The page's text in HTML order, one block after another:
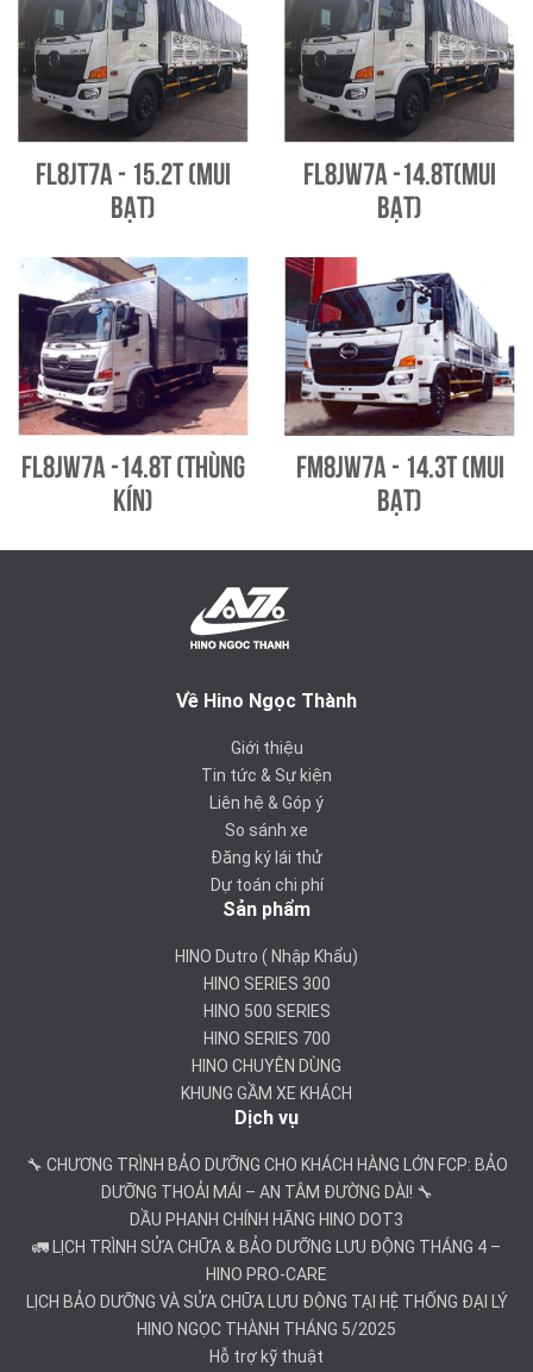
FL8JT7A - 15.2T (Mui
bạt)
FL8JW7A -14.8T(Mui
bạt)
FL8JW7A -14.8T (Thùng
kín)
FM8JW7A - 14.3T (Mui
bạt)
Về Hino Ngọc Thành
Giới thiệu
Tin tức & Sự kiện
Liên hệ & Góp ý
So sánh xe
Đăng ký lái thử
Dự toán chi phí
Sản phẩm
HINO Dutro ( Nhập Khẩu)
HINO SERIES 300
HINO 500 SERIES
HINO SERIES 700
HINO CHUYÊN DÙNG
KHUNG GẦM XE KHÁCH
Dịch vụ
🔧 CHƯƠNG TRÌNH BẢO DƯỠNG CHO KHÁCH HÀNG LỚN FCP: BẢO
DƯỠNG THOẢI MÁI – AN TÂM ĐƯỜNG DÀI! 🔧
DẦU PHANH CHÍNH HÃNG HINO DOT3
🚛 LỊCH TRÌNH SỬA CHỮA & BẢO DƯỠNG LƯU ĐỘNG THÁNG 4 –
HINO PRO-CARE
LỊCH BẢO DƯỠNG VÀ SỬA CHỮA LƯU ĐỘNG TẠI HỆ THỐNG ĐẠI LÝ
HINO NGỌC THÀNH THÁNG 5/2025
Hỗ trợ kỹ thuật